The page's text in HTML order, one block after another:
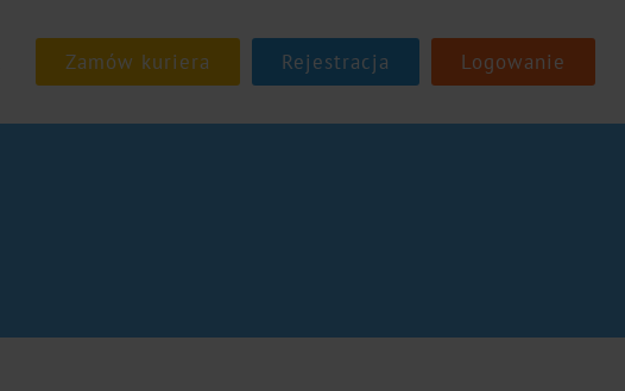
Rejestracja Logowanie